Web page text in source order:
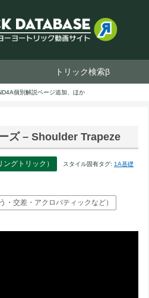
トリック検索β
個別解説ページ追加、ほか
ズ – Shoulder Trapeze
ングトリック） スタイル固有タグ: 1A基礎
・交差・アクロバティックなど）